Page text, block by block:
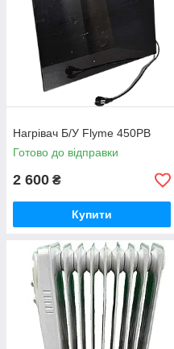
Нагрівач Б/У Flyme 450PB
Готово до відправки
2 600 ₴
Купити